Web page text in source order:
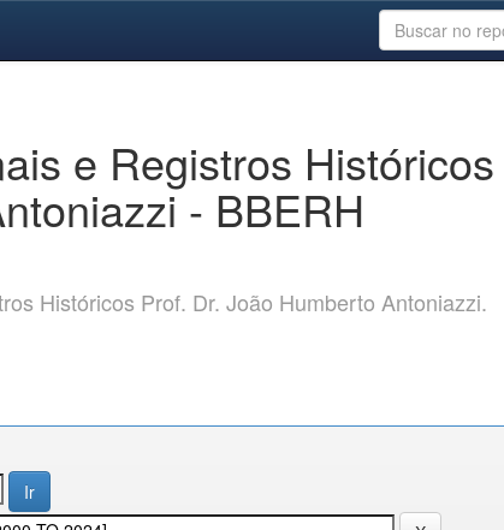
e Registros Históricos
- BBERH
Históricos Prof. Dr. João Humberto Antoniazzi.